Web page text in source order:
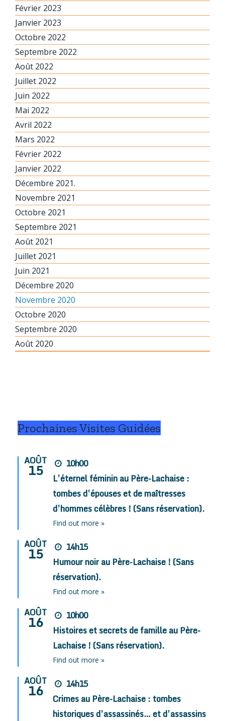
Février 2023
Janvier 2023
Octobre 2022
Septembre 2022
Août 2022
Juillet 2022
Juin 2022
Mai 2022
Avril 2022
Mars 2022
Février 2022
Janvier 2022
Décembre 2021.
Novembre 2021
Octobre 2021
Septembre 2021
Août 2021
Juillet 2021
Juin 2021
Décembre 2020
Novembre 2020
Octobre 2020
Septembre 2020
Août 2020
Prochaines Visites Guidées
AOÛT
15
10h00
L’éternel féminin au Père-Lachaise :
tombes d’épouses et de maîtresses
d’hommes célèbres ! (Sans réservation).
Find out more »
AOÛT
15
14h15
Humour noir au Père-Lachaise ! (Sans
réservation).
Find out more »
AOÛT
16
10h00
Histoires et secrets de famille au Père-
Lachaise ! (Sans réservation).
Find out more »
AOÛT
16
14h15
Crimes au Père-Lachaise : tombes
historiques d’assassinés… et d’assassins